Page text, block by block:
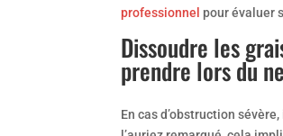
professionnel pour évaluer
Dissoudre les
prendre lors du
En cas d’obstruction